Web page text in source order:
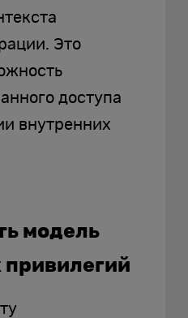
Это
доступа
внутренних
модель